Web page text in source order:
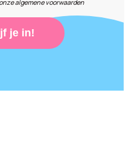
algemene voorwaarden
je in!